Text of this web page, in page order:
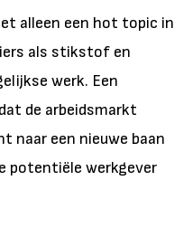
alleen een hot topic in
als stikstof en
werk. Een
de arbeidsmarkt
naar een nieuwe baan
potentiële werkgever